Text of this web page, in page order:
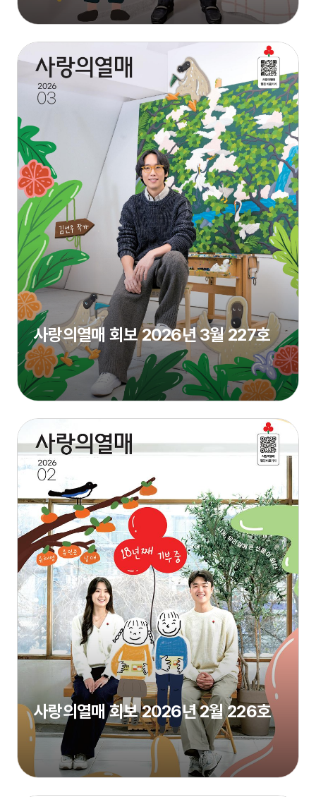
사랑의열매 회보 2026년 3월 227호
사랑의열매 회보 2026년 2월 226호